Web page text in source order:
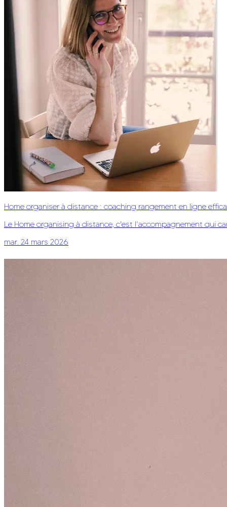
Home organiser à distance : coaching rangement en ligne
Le Home organising à distance, c'est l’accompagnement qui
mar. 24 mars 2026